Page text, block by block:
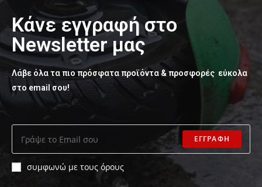
Κάνε εγγραφή στο
Newsletter μας
Λάβε όλα τα πιο πρόσφατα προϊόντα & προσφορές εύκολα
στο email σου!
ΕΓΓΡΑΦΗ
συμφωνώ με τους όρους